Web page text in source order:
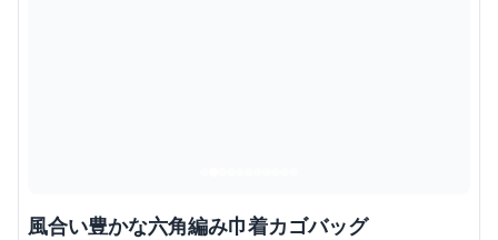
風合い豊かな六角編み巾着カゴバッグ